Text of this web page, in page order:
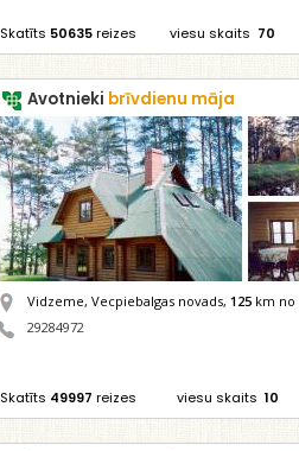
Skatīts 50635reizes viesu skaits 70
Avotnieki brīvdienu māja
Vidzeme, Vecpiebalgas novads, 125 km no
29284972
Skatīts 49997 reizes viesu skaits 10